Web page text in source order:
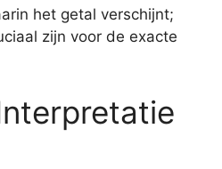
het getal verschijnt;
zijn voor de exacte